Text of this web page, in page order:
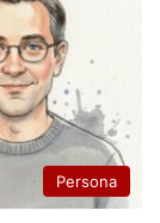
Persona